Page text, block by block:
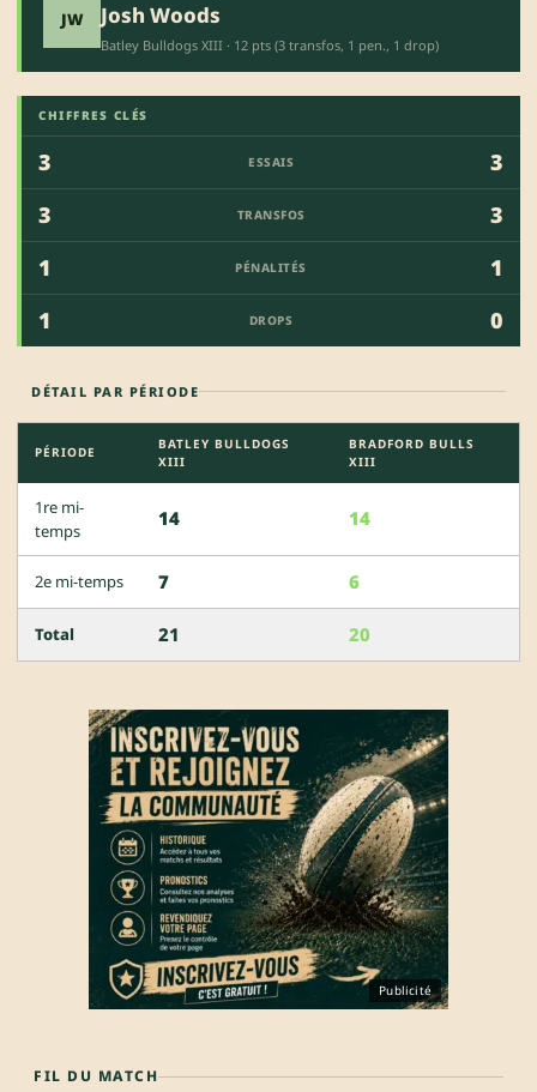
JW Josh Woods
Batley Bulldogs XIII · 12 pts (3 transfos, 1 pen., 1 drop)
CHIFFRES CLÉS
3 ESSAIS
3
3
TRANSFOS
3
1
PÉNALITÉS
1
1
DROPS 0
DÉTAIL PAR PÉRIODE
PÉRIODE
BATLEY BULLDOGS
XIII
BRADFORD BULLS
XIII
1re mi-
temps
14 14
2e mi-temps 7 6
Total 21 20
Publicité
FIL DU MATCH